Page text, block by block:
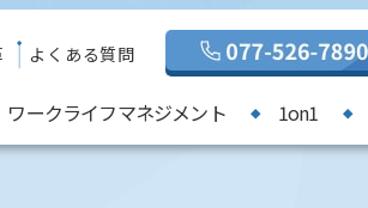
よくある質問
ワークライフマネジメント 1on1